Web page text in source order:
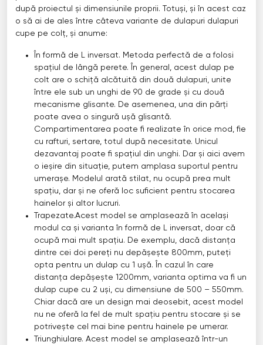
după proiectul și dimensiunile proprii. Totuși, și în acest caz
o să ai de ales între câteva variante de dulapuri dulapuri
cupe pe colț, și anume:
În formă de L inversat. Metoda perfectă de a folosi
spațiul de lângă perete. În general, acest dulap pe
colt are o schiță alcătuită din două dulapuri, unite
între ele sub un unghi de 90 de grade și cu două
mecanisme glisante. De asemenea, una din părți
poate avea o singură ușă glisantă.
Compartimentarea poate fi realizate în orice mod, fie
cu rafturi, sertare, totul după necesitate. Unicul
dezavantaj poate fi spațiul din unghi. Dar și aici avem
o ieșire din situație, putem amplasa suportul pentru
umerașe. Modelul arată stilat, nu ocupă prea mult
spațiu, dar și ne oferă loc suficient pentru stocarea
hainelor și altor lucruri.
Trapezate.Acest model se amplasează în același
modul ca și varianta în formă de L inversat, doar că
ocupă mai mult spațiu. De exemplu, dacă distanța
dintre cei doi pereți nu depășește 800mm, puteți
opta pentru un dulap cu 1 ușă. În cazul în care
distanța depășește 1200mm, varianta optima va fi un
dulap cupe cu 2 uși, cu dimensiune de 500 – 550mm.
Chiar dacă are un design mai deosebit, acest model
nu ne oferă la fel de mult spațiu pentru stocare și se
potrivește cel mai bine pentru hainele pe umerar.
Triunghiulare. Acest model se amplasează într-un